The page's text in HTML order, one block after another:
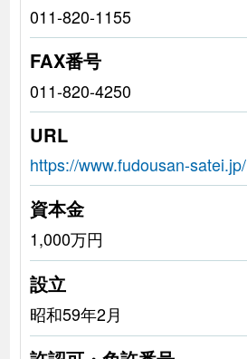
011-820-1155
FAX番号
011-820-4250
URL
https://www.fudousan-satei.jp/
資本金
1,000万円
設立
昭和59年2月